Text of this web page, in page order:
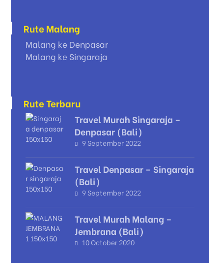
Rute Malang
Malang ke Denpasar
Malang ke Singaraja
Rute Terbaru
Travel Murah Singaraja –
Denpasar (Bali)
9 September 2022
Travel Denpasar – Singaraja
(Bali)
9 September 2022
Travel Murah Malang –
Jembrana (Bali)
10 October 2020